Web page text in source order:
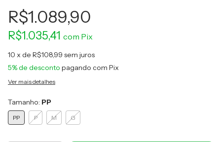
R$1.089,90
R$1.035,41 com Pix
10 x de R$108,99 sem juros
5% de desconto pagando com Pix
Ver mais detalhes
Tamanho: PP
PP P M G